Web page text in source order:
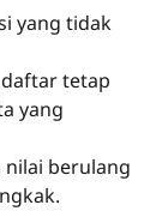
yang tidak
daftar tetap
yang
nilai berulang